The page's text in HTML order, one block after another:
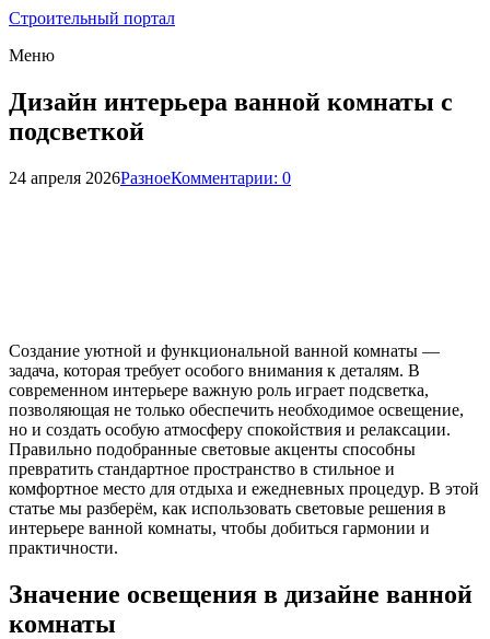
Строительный портал
Меню
Дизайн интерьера ванной комнаты с
подсветкой
24 апреля 2026РазноеКомментарии: 0
Создание уютной и функциональной ванной комнаты —
задача, которая требует особого внимания к деталям. В
современном интерьере важную роль играет подсветка,
позволяющая не только обеспечить необходимое освещение,
но и создать особую атмосферу спокойствия и релаксации.
Правильно подобранные световые акценты способны
превратить стандартное пространство в стильное и
комфортное место для отдыха и ежедневных процедур. В этой
статье мы разберём, как использовать световые решения в
интерьере ванной комнаты, чтобы добиться гармонии и
практичности.
Значение освещения в дизайне ванной
комнаты